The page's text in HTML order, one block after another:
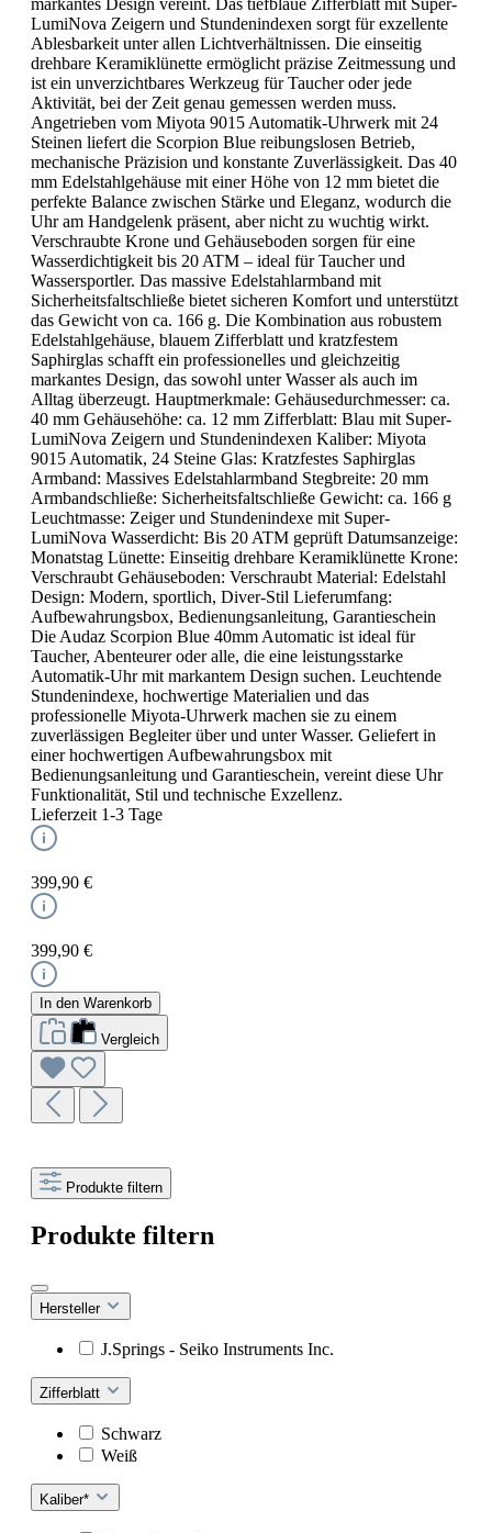
markantes Design vereint. Das tiefblaue Zifferblatt mit Super-
LumiNova Zeigern und Stundenindexen sorgt für exzellente
Ablesbarkeit unter allen Lichtverhältnissen. Die einseitig
drehbare Keramiklünette ermöglicht präzise Zeitmessung und
ist ein unverzichtbares Werkzeug für Taucher oder jede
Aktivität, bei der Zeit genau gemessen werden muss.
Angetrieben vom Miyota 9015 Automatik-Uhrwerk mit 24
Steinen liefert die Scorpion Blue reibungslosen Betrieb,
mechanische Präzision und konstante Zuverlässigkeit. Das 40
mm Edelstahlgehäuse mit einer Höhe von 12 mm bietet die
perfekte Balance zwischen Stärke und Eleganz, wodurch die
Uhr am Handgelenk präsent, aber nicht zu wuchtig wirkt.
Verschraubte Krone und Gehäuseboden sorgen für eine
Wasserdichtigkeit bis 20 ATM – ideal für Taucher und
Wassersportler. Das massive Edelstahlarmband mit
Sicherheitsfaltschließe bietet sicheren Komfort und unterstützt
das Gewicht von ca. 166 g. Die Kombination aus robustem
Edelstahlgehäuse, blauem Zifferblatt und kratzfestem
Saphirglas schafft ein professionelles und gleichzeitig
markantes Design, das sowohl unter Wasser als auch im
Alltag überzeugt. Hauptmerkmale: Gehäusedurchmesser: ca.
40 mm Gehäusehöhe: ca. 12 mm Zifferblatt: Blau mit Super-
LumiNova Zeigern und Stundenindexen Kaliber: Miyota
9015 Automatik, 24 Steine Glas: Kratzfestes Saphirglas
Armband: Massives Edelstahlarmband Stegbreite: 20 mm
Armbandschließe: Sicherheitsfaltschließe Gewicht: ca. 166 g
Leuchtmasse: Zeiger und Stundenindexe mit Super-
LumiNova Wasserdicht: Bis 20 ATM geprüft Datumsanzeige:
Monatstag Lünette: Einseitig drehbare Keramiklünette Krone:
Verschraubt Gehäuseboden: Verschraubt Material: Edelstahl
Design: Modern, sportlich, Diver-Stil Lieferumfang:
Aufbewahrungsbox, Bedienungsanleitung, Garantieschein
Die Audaz Scorpion Blue 40mm Automatic ist ideal für
Taucher, Abenteurer oder alle, die eine leistungsstarke
Automatik-Uhr mit markantem Design suchen. Leuchtende
Stundenindexe, hochwertige Materialien und das
professionelle Miyota-Uhrwerk machen sie zu einem
zuverlässigen Begleiter über und unter Wasser. Geliefert in
einer hochwertigen Aufbewahrungsbox mit
Bedienungsanleitung und Garantieschein, vereint diese Uhr
Funktionalität, Stil und technische Exzellenz.
Lieferzeit 1-3 Tage
399,90 €
399,90 €
In den Warenkorb
Vergleich
Produkte filtern
Produkte filtern
Hersteller
J.Springs - Seiko Instruments Inc.
Zifferblatt
Schwarz
Weiß
Kaliber*